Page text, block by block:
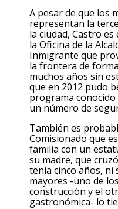
A pesar de que los
representan la
la ciudad, Castro
la Oficina de la
Inmigrante que
la frontera de
muchos años sin
que en 2012 pudo
programa
un número de
También es
Comisionado que
familia con un
su madre, que
tenía cinco años, ni
mayores -uno de
construcción y el
gastronómica- lo